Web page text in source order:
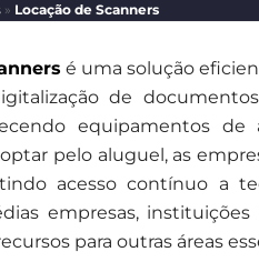
» Locação de Scanners
é uma solução
de
equipamentos
pelo aluguel, as
acesso contínuo a
empresas,
para outras áreas